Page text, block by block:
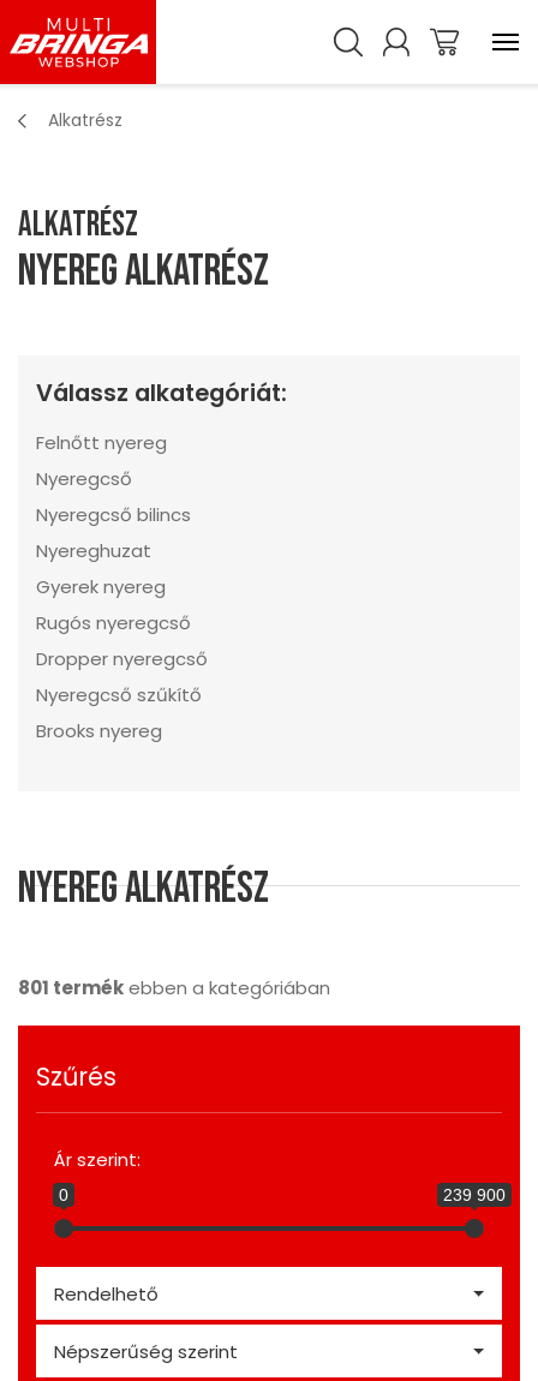
Alkatrész
Alkatrész
Nyereg alkatrész
Válassz alkategóriát:
Felnőtt nyereg
Nyeregcső
Nyeregcső bilincs
Nyereghuzat
Gyerek nyereg
Rugós nyeregcső
Dropper nyeregcső
Nyeregcső szűkítő
Brooks nyereg
Nyereg alkatrész
801 termékebben a kategóriában
Szűrés
Ár szerint:
0 239 900
Rendelhető
Népszerűség szerint